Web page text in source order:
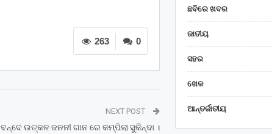
0
263
NEXT POST
ବନ୍ଦେ ଉତ୍କଳ ଜନନୀ ଗାନ ରେ କମ୍ପିଲା ସୁକିନ୍ଦା ।
ଛବିରେ ଖବର
ଜାତୀୟ
ସହର
ଖେଳ
ଆନ୍ତର୍ଜାତୀୟ